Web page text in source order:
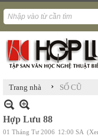
Trang nhà › SỐ CŨ
Hợp Lưu 88
01 Tháng Tư 2006 12:00 SA